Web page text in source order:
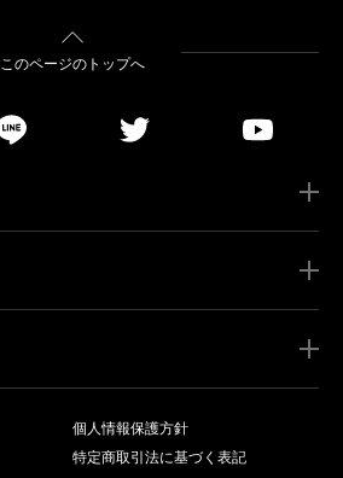
このページのトップへ
個人情報保護方針
特定商取引法に基づく表記